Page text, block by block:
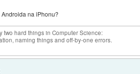
na iPhonu?
two hard things in Computer Science:
naming things and off-by-one errors.